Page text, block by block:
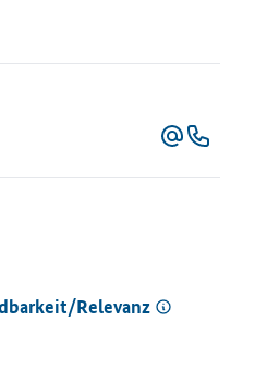
Relevanz